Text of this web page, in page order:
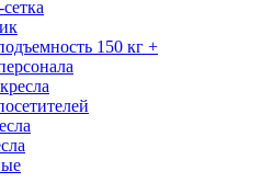
150 кг +